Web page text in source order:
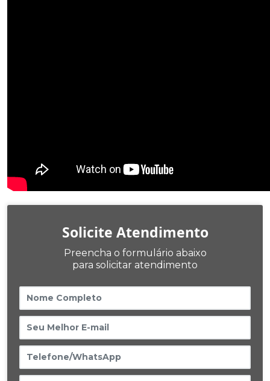
Solicite Atendimento
Preencha o formulário abaixo
para solicitar atendimento